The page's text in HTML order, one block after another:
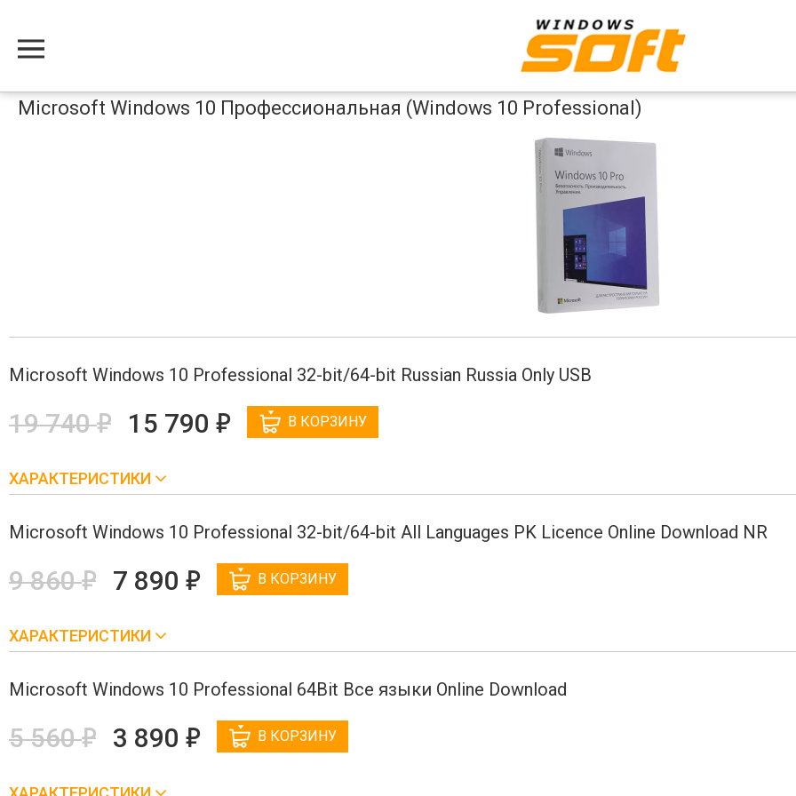
Меню
Microsoft Windows 10 Профессиональная (Windows 10 Professional)
Microsoft Windows 10 Professional 32-bit/64-bit Russian Russia Only USB
19 740е 15 790 е В КОРЗИНУ
ХАРАКТЕРИСТИКИ
Microsoft Windows 10 Professional 32-bit/64-bit All Languages PK Licence Online Download NR
9 860е 7 890 е В КОРЗИНУ
ХАРАКТЕРИСТИКИ
Microsoft Windows 10 Professional 64Bit Все языки Online Download
5 560е 3 890 е В КОРЗИНУ